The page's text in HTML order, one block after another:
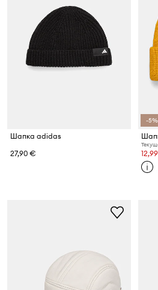
Шапка adidas
27,90 €
-